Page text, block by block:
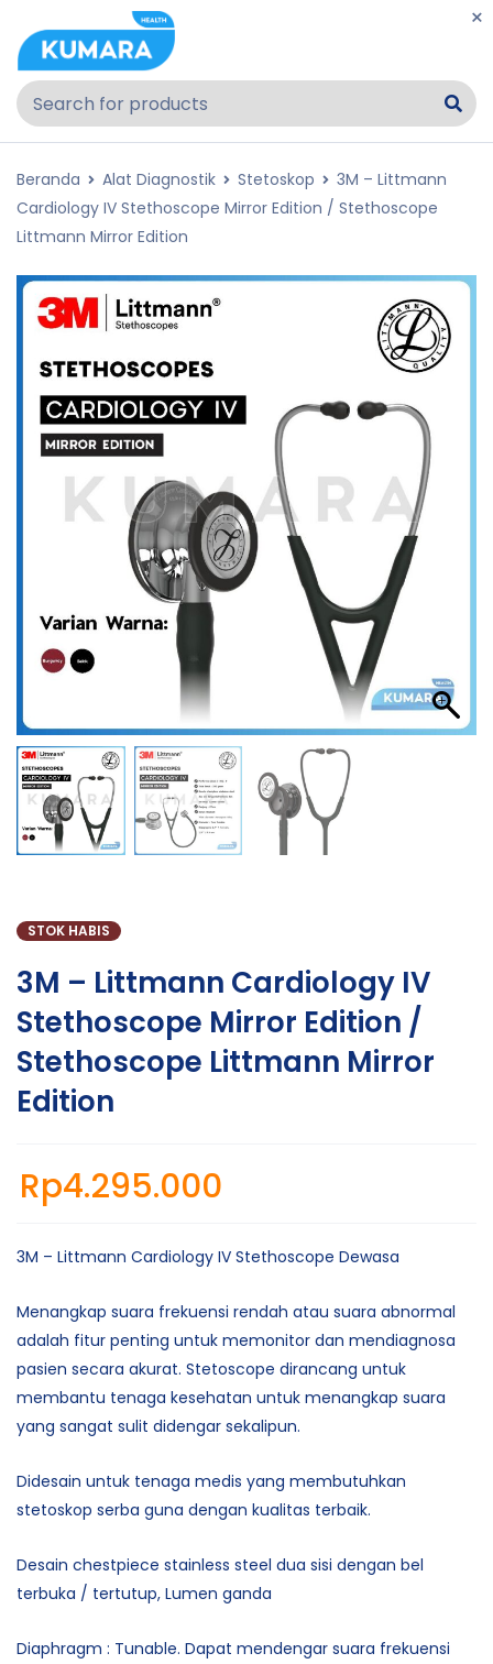
Beranda Alat Diagnostik Stetoskop
3M – Littmann
Cardiology IV Stethoscope Mirror Edition / Stethoscope
Littmann Mirror Edition
STOK HABIS
3M – Littmann Cardiology IV
Stethoscope Mirror Edition /
Stethoscope Littmann Mirror
Edition
Rp4.295.000
3M – Littmann Cardiology IV Stethoscope Dewasa
Menangkap suara frekuensi rendah atau suara abnormal
adalah fitur penting untuk memonitor dan mendiagnosa
pasien secara akurat. Stetoscope dirancang untuk
membantu tenaga kesehatan untuk menangkap suara
yang sangat sulit didengar sekalipun.
Didesain untuk tenaga medis yang membutuhkan
stetoskop serba guna dengan kualitas terbaik.
Desain chestpiece stainless steel dua sisi dengan bel
terbuka / tertutup, Lumen ganda
Diaphragm : Tunable. Dapat mendengar suara frekuensi